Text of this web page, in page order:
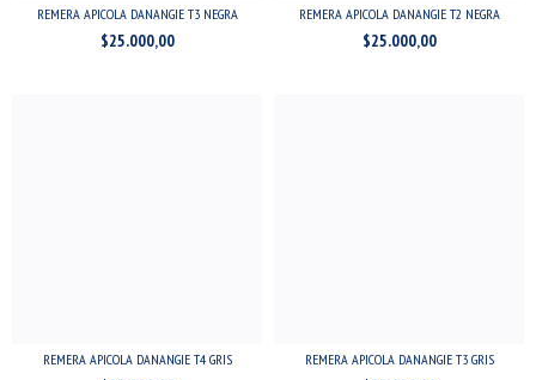
REMERA APICOLA DANANGIE T3 NEGRA
$25.000,00
REMERA APICOLA DANANGIE T2 NEGRA
$25.000,00
REMERA APICOLA DANANGIE T4 GRIS REMERA APICOLA DANANGIE T3 GRIS